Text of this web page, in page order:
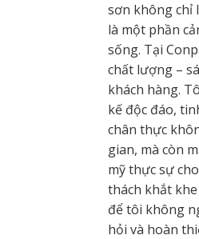
sơn không chỉ
là một phần
sống. Tại
chất lượng –
khách hàng.
kế độc đáo,
chân thực
gian, mà còn
mỹ thực sự
thách khắt
để tôi không
hỏi và hoàn